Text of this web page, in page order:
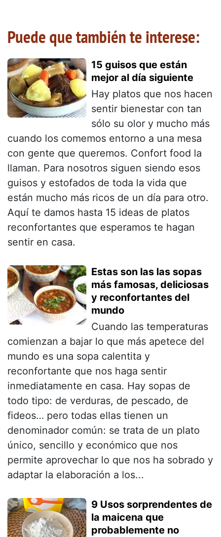
Puede que también te interese:
15 guisos que están
mejor al día siguiente
Hay platos que nos hacen
sentir bienestar con tan
sólo su olor y mucho más
cuando los comemos entorno a una mesa
con gente que queremos. Confort food la
llaman. Para nosotros siguen siendo esos
guisos y estofados de toda la vida que
están mucho más ricos de un día para otro.
Aquí te damos hasta 15 ideas de platos
reconfortantes que esperamos te hagan
sentir en casa.
Estas son las las sopas
más famosas, deliciosas
y reconfortantes del
mundo
Cuando las temperaturas
comienzan a bajar lo que más apetece del
mundo es una sopa calentita y
reconfortante que nos haga sentir
inmediatamente en casa. Hay sopas de
todo tipo: de verduras, de pescado, de
fideos… pero todas ellas tienen un
denominador común: se trata de un plato
único, sencillo y económico que nos
permite aprovechar lo que nos ha sobrado y
adaptar la elaboración a los...
9 Usos sorprendentes de
la maicena que
probablemente no